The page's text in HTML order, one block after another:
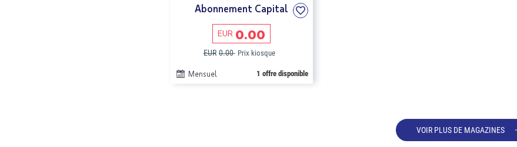
Abonnement Capital
EUR 0.00
EUR 0.00 Prix kiosque
Mensuel 1 offre disponible
VOIR PLUS DE MAGAZINES